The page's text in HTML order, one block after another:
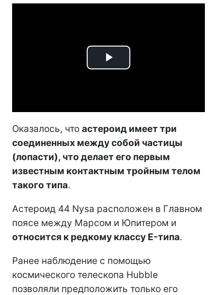
Play
Оказалось, что астероид имеет три
соединенных между собой частицы
(лопасти), что делает его первым
известным контактным тройным телом
такого типа.
Астероид 44 Nysa расположен в Главном
поясе между Марсом и Юпитером и
относится к редкому классу E-типа.
Ранее наблюдение с помощью
космического телескопа Hubble
позволяли предположить только его